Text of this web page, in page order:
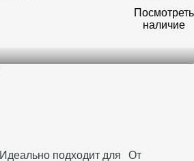
Посмотреть
наличие
Идеально подходит для
От